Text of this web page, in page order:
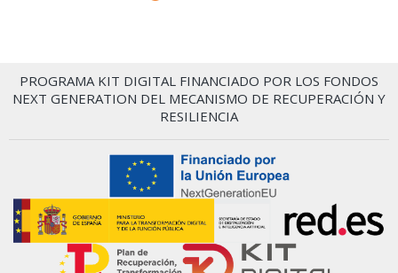
PROGRAMA KIT DIGITAL FINANCIADO POR LOS FONDOS
NEXT GENERATION DEL MECANISMO DE RECUPERACIÓN Y
RESILIENCIA